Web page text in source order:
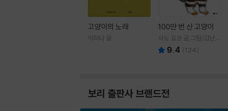
고양이의 노래
이미나 글
100만 번 산 고양이
사노 요코 글,그림/김난주
역 9.4 (124)
보리 출판사 브랜드전